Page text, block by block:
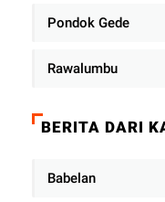
Pondok Gede
Rawalumbu
BERITA DARI
Babelan